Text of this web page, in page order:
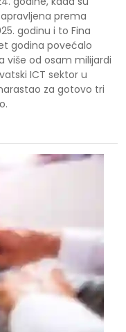
prema
godinu i to Fina
godina povećalo
više od osam milijardi
ICT sektor u
za gotovo tri